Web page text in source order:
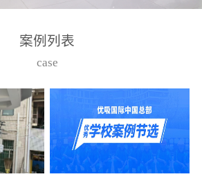
高技能的团队。汇聚了众
取得了多项产品技术专利
和多项国家版权局著作
权，获得高新技术企业称
号。生产优势自主生产自
给自足，优吸公司于2015
案例列表
case